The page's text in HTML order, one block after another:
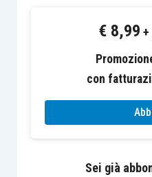
bis, L. 724/1994.
La citata
disciplina delle società
7 D.Lgs. 156/2015:
disapplicativo “, oggi
€ 8,99 +
con
Sei già